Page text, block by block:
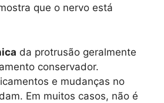
que o nervo está
da protrusão geralmente
conservador.
e mudanças no
Em muitos casos, não é